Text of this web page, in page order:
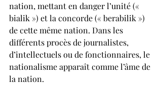
nation, mettant en danger l’unité («
bialik ») et la concorde (« berabilik »)
de cette même nation. Dans les
différents procès de journalistes,
d’intellectuels ou de fonctionnaires, le
nationalisme apparaît comme l’âme de
la nation.